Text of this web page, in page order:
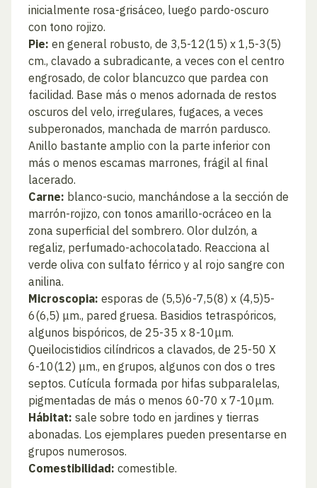
inicialmente rosa-grisáceo, luego pardo-oscuro
con tono rojizo.
Pie: en general robusto, de 3,5-12(15) x 1,5-3(5)
cm., clavado a subradicante, a veces con el centro
engrosado, de color blancuzco que pardea con
facilidad. Base más o menos adornada de restos
oscuros del velo, irregulares, fugaces, a veces
subperonados, manchada de marrón pardusco.
Anillo bastante amplio con la parte inferior con
más o menos escamas marrones, frágil al final
lacerado.
Carne: blanco-sucio, manchándose a la sección de
marrón-rojizo, con tonos amarillo-ocráceo en la
zona superficial del sombrero. Olor dulzón, a
regaliz, perfumado-achocolatado. Reacciona al
verde oliva con sulfato férrico y al rojo sangre con
anilina.
Microscopia: esporas de (5,5)6-7,5(8) x (4,5)5-
6(6,5) μm., pared gruesa. Basidios tetraspóricos,
algunos bispóricos, de 25-35 x 8-10μm.
Queilocistidios cilíndricos a clavados, de 25-50 X
6-10(12) μm., en grupos, algunos con dos o tres
septos. Cutícula formada por hifas subparalelas,
pigmentadas de más o menos 60-70 x 7-10μm.
Hábitat: sale sobre todo en jardines y tierras
abonadas. Los ejemplares pueden presentarse en
grupos numerosos.
Comestibilidad: comestible.